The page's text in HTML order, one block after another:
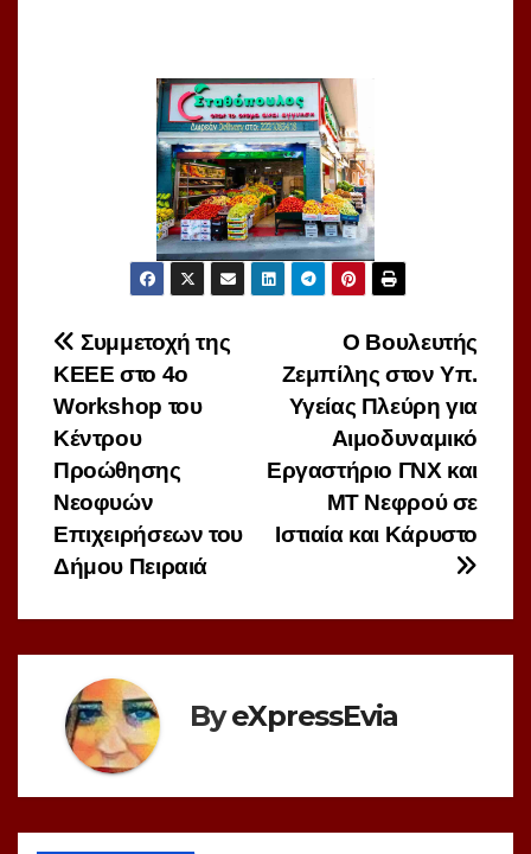
Πλοήγηση
άρθρων
Ο Βουλευτής
Ζεμπίλης στον Υπ.
Υγείας Πλεύρη για
Αιμοδυναμικό
Εργαστήριο ΓΝΧ και
MT Νεφρού σε
Ιστιαία και Κάρυστο
Συμμετοχή της
ΚΕΕΕ στο 4ο
Workshop του
Κέντρου
Προώθησης
Νεοφυών
Επιχειρήσεων του
Δήμου Πειραιά
ByeXpressEvia